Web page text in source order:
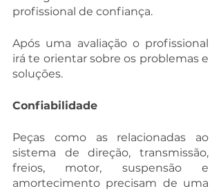
profissional de confiança.
Após uma avaliação o profissional
irá te orientar sobre os problemas e
soluções.
Confiabilidade
Peças como as relacionadas ao
sistema de direção, transmissão,
freios, motor, suspensão e
amortecimento precisam de uma